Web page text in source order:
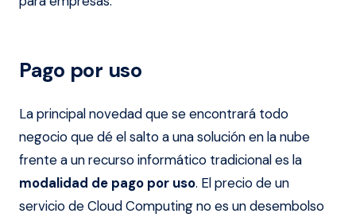
Pago por uso
La principal novedad que se encontrará todo
negocio que dé el salto a una solución en la nube
frente a un recurso informático tradicional es la
modalidad de pago por uso. El precio de un
servicio de Cloud Computing no es un desembolso